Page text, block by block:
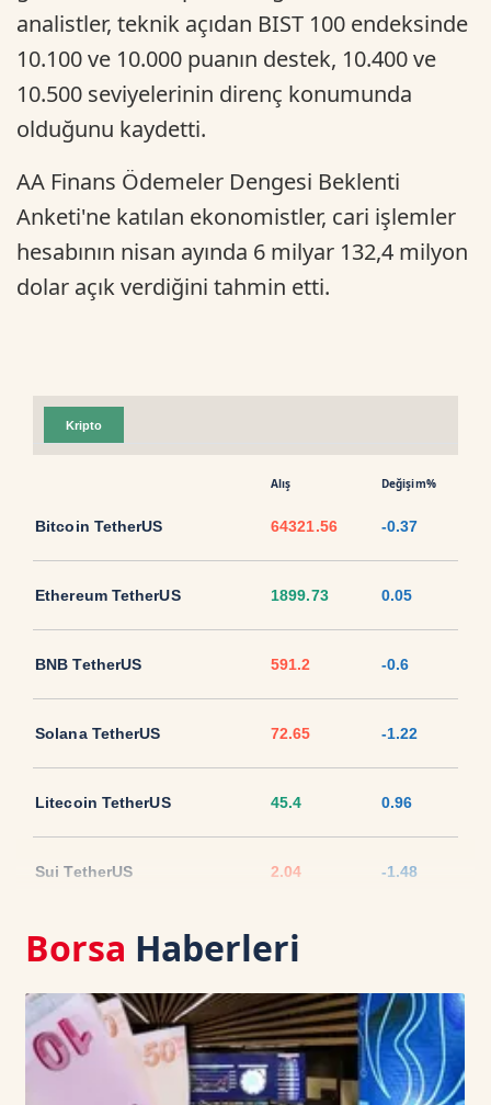
analistler, teknik açıdan BIST 100 endeksinde
10.100 ve 10.000 puanın destek, 10.400 ve
10.500 seviyelerinin direnç konumunda
olduğunu kaydetti.
AA Finans Ödemeler Dengesi Beklenti
Anketi'ne katılan ekonomistler, cari işlemler
hesabının nisan ayında 6 milyar 132,4 milyon
dolar açık verdiğini tahmin etti.
Kripto
Alış Değişim%
Bitcoin TetherUS 64321.56 -0.37
Ethereum TetherUS 1899.73 0.05
BNB TetherUS 591.2 -0.6
Solana TetherUS 72.65 -1.22
Litecoin TetherUS 45.4 0.96
Sui TetherUS 2.04 -1.48
Ripple TetherUS 1.021
USD Coin TetherUS 1.0008 -0.01
1.0003 0
Borsa Haberleri